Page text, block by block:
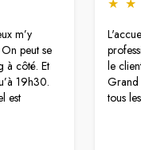
m’y
peut se
à côté. Et
19h30.
est
le
Grand
tous